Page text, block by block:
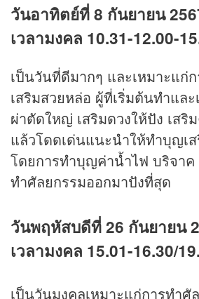
วันอาทิตย์ที่ 8 กันยายน
เวลามงคล 10.31-12.00-
เป็นวันที่ดีมากๆ และเหมาะแก่
เสริมสวยหล่อ ผู้ที่เริ่มต้นทำแล
ผ่าตัดใหญ่ เสริมดวงให้ปัง เสริ
แล้วโดดเด่นแนะนำให้ทำบุญเ
โดยการทำบุญค่าน้ำไฟ บริจาค
ทำศัลยกรรมออกมาปังที่สุด
วันพฤหัสบดีที่ 26 กันยายน
เวลามงคล 15.01-16.30/
เป็นวันมงคลเหมาะแก่การทำศั